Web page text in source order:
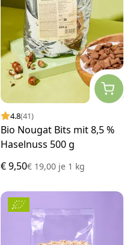
4.8(41)
Bio Nougat Bits mit 8,5 %
Haselnuss 500 g
€ 9,50€ 19,00 je 1 kg